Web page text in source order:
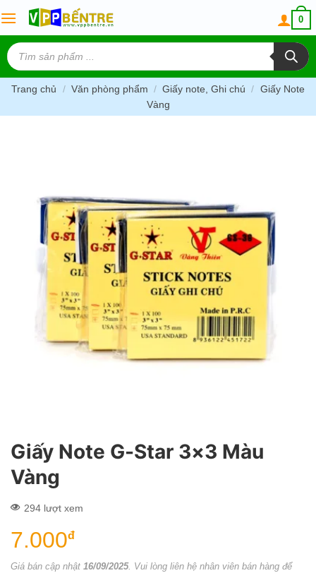
to
content
0
Tìm
kiếm
sản
phẩm
Trang chủ / Văn phòng phẩm / Giấy note, Ghi chú / Giấy Note
Vàng
Giấy Note G-Star 3×3 Màu
Vàng
294 lượt xem
7.000đ
Giá bán cập nhật 16/09/2025. Vui lòng liên hệ nhân viên bán hàng để